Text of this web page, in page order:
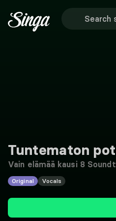
Tuntematon
Vain elämää kausi 8
Original Vocals